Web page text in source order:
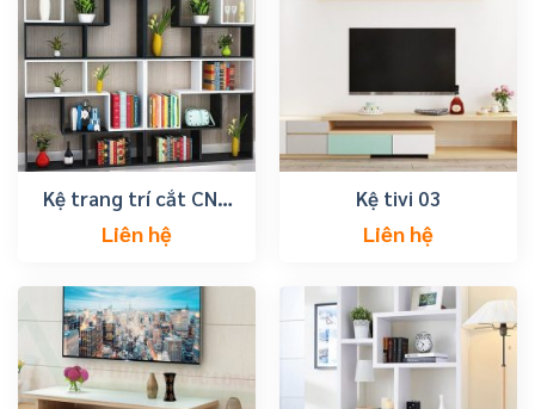
Kệ trang trí cắt CNC
lớn
Liên hệ
Kệ tivi 03
Liên hệ